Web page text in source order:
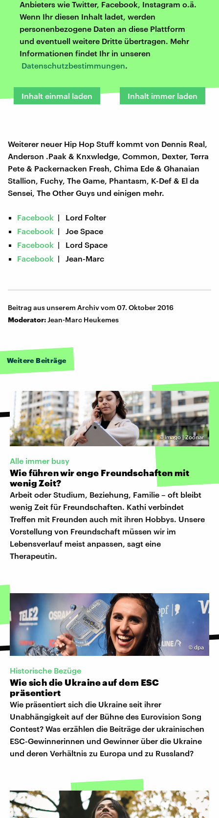
Anbieters wie Twitter, Facebook, Instagram o.ä.
Wenn Ihr diesen Inhalt ladet, werden
personenbezogene Daten an diese Plattform
und eventuell weitere Dritte übertragen. Mehr
Informationen findet Ihr in unseren
Datenschutzbestimmungen.
Inhalt einmal laden Inhalt immer laden
Weiterer neuer Hip Hop Stuff kommt von Dennis Real,
Anderson .Paak & Knxwledge, Common, Dexter, Terra
Pete & Packernacken Fresh, Chima Ede & Ghanaian
Stallion, Fuchy, The Game, Phantasm, K-Def & El da
Sensei, The Other Guys und einigen mehr.
Facebook | Lord Folter
Facebook | Joe Space
Facebook | Lord Space
Facebook | Jean-Marc
Beitrag aus unserem Archiv vom 07. Oktober 2016
Moderator:Jean-Marc Heukemes
Weitere Beiträge
©imago | Zoonar
Alle immer busy
Wie führen wir enge Freundschaften mit
wenig Zeit?
Arbeit oder Studium, Beziehung, Familie – oft bleibt
wenig Zeit für Freundschaften. Kathi verbindet
Treffen mit Freunden auch mit ihren Hobbys. Unsere
Vorstellung von Freundschaft müssen wir im
Lebensverlauf meist anpassen, sagt eine
Therapeutin.
© dpa
Historische Bezüge
Wie sich die Ukraine auf dem ESC
präsentiert
Wie präsentiert sich die Ukraine seit ihrer
Unabhängigkeit auf der Bühne des Eurovision Song
Contest? Was erzählen die Beiträge der ukrainischen
ESC-Gewinnerinnen und Gewinner über die Ukraine
und deren Verhältnis zu Europa und zu Russland?